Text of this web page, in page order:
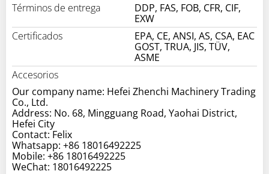
Términos de entrega
DDP, FAS, FOB, CFR, CIF,
EXW
Certificados
EPA, CE, ANSI, AS, CSA, EAC
GOST, TRUA, JIS, TÜV,
ASME
Accesorios
Our company name: Hefei Zhenchi Machinery Trading
Co., Ltd.
Address: No. 68, Mingguang Road, Yaohai District,
Hefei City
Contact: Felix
Whatsapp: +86 18016492225
Mobile: +86 18016492225
WeChat: 18016492225